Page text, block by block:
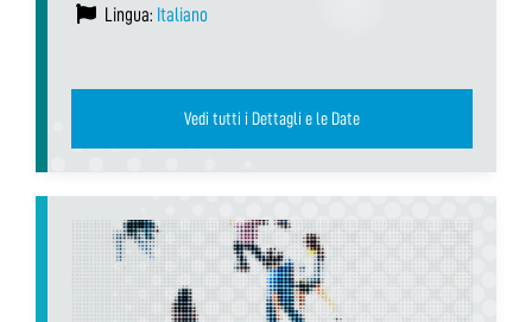
Lingua: Italiano
Vedi tutti i Dettagli e le Date